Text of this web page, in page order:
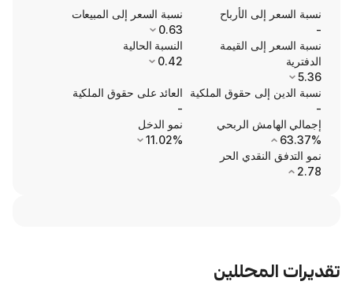
الأرباح
نسبة السعر إلى المبيعات
القيمة
النسبة الحالية
حقوق الملكية
العائد على حقوق الملكية
الربحي
نمو الدخل
11.02%
الحر